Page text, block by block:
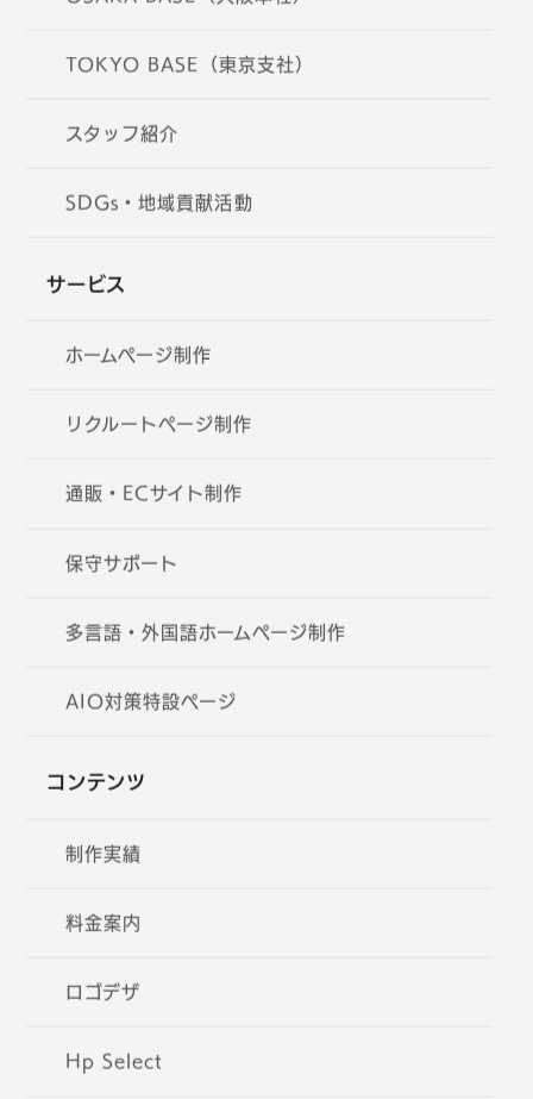
TOKYO BASE（東京支社）
スタッフ紹介
SDGs・地域貢献活動
サービス
ホームページ制作
リクルートページ制作
通販・ECサイト制作
保守サポート
多言語・外国語ホームページ制作
AIO対策特設ページ
コンテンツ
制作実績
料金案内
ロゴデザ
Hp Select